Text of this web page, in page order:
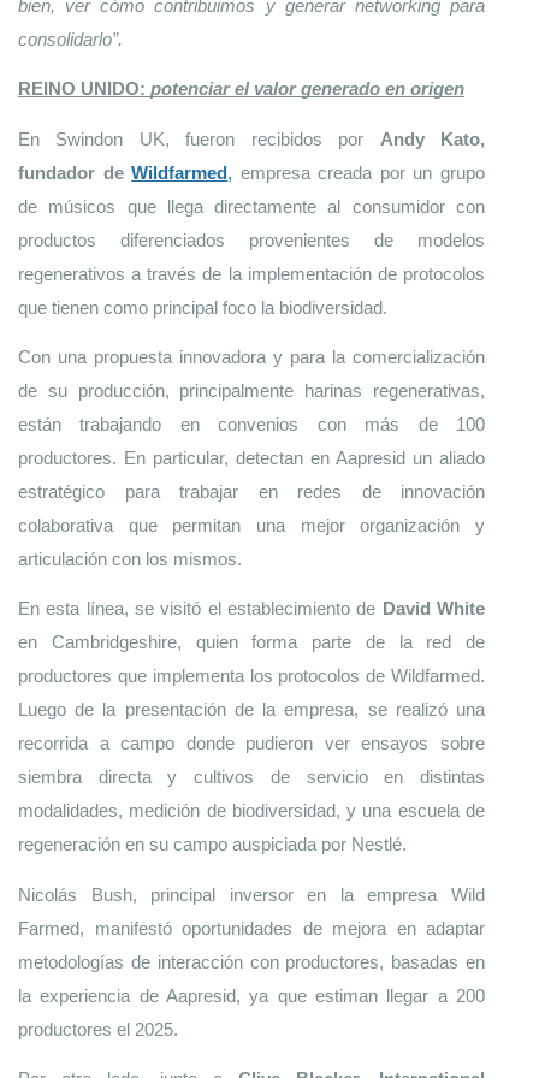
bien, ver cómo contribuimos y generar networking para
consolidarlo”.
REINO UNIDO: potenciar el valor generado en origen
En Swindon UK, fueron recibidos por Andy Kato,
fundador de Wildfarmed, empresa creada por un grupo
de músicos que llega directamente al consumidor con
productos diferenciados provenientes de modelos
regenerativos a través de la implementación de protocolos
que tienen como principal foco la biodiversidad.
Con una propuesta innovadora y para la comercialización
de su producción, principalmente harinas regenerativas,
están trabajando en convenios con más de 100
productores. En particular, detectan en Aapresid un aliado
estratégico para trabajar en redes de innovación
colaborativa que permitan una mejor organización y
articulación con los mismos.
En esta línea, se visitó el establecimiento de David White
en Cambridgeshire, quien forma parte de la red de
productores que implementa los protocolos de Wildfarmed.
Luego de la presentación de la empresa, se realizó una
recorrida a campo donde pudieron ver ensayos sobre
siembra directa y cultivos de servicio en distintas
modalidades, medición de biodiversidad, y una escuela de
regeneración en su campo auspiciada por Nestlé.
Nicolás Bush, principal inversor en la empresa Wild
Farmed, manifestó oportunidades de mejora en adaptar
metodologías de interacción con productores, basadas en
la experiencia de Aapresid, ya que estiman llegar a 200
productores el 2025.